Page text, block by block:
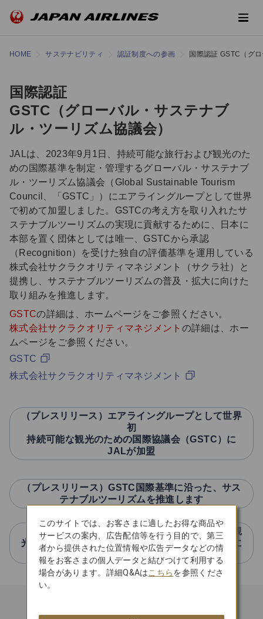
HOME サステナビリティ 認証制度への参画 国際認証 GSTC（グ
国際認証
GSTC（グローバル・サステナブ
ル・ツーリズム協議会）
JALは、2023年9月1日、持続可能な旅行および観光のた
めの国際基準を制定・管理するグローバル・サステナブ
ル・ツーリズム協議会（Global Sustainable Tourism
Council、「GSTC」）にエアライングループとして世界
で初めて加盟しました。GSTCの考え方を取り入れたサ
ステナブルツーリズムの実現に貢献するために、日本に
本部を置く団体としては唯一、GSTCから承認
（Recognition）を受けた独自の評価基準を運用している
株式会社サクラクオリティマネジメント（サクラ社）と
提携し、サステナブルツーリズムの普及・拡大に向けた
取り組みを推進します。
GSTCの詳細は、ホームページをご参照ください。
株式会社サクラクオリティマネジメント の詳細は、ホー
ムページをご参照ください。
GSTC
株式会社サクラクオリティマネジメント
（プレスリリース）エアライングループとして世界
初
持続可能な観光のための国際協議会（GSTC）に
JALが加盟
（プレスリリース）GSTC国際基準に沿った、サス
テナブルツーリズムを推進します
（プレスリリース）奄美群島の与論町・ヨロン島観
光協会・JAL・JACが与論町の持続的な観光推進に
関する覚書を締結
このサイトでは、お客さまに適したお得な商品や
サービスの案内、広告配信等を行う目的で、第三
者から提供された位置情報や広告データなどの情
報をお客さまの個人データと結びつけて利用する
場合があります。詳細Q&Aはこちらを参照くださ
い。